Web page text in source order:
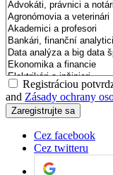
Registráciou
and Zásady ochrany
Cez facebook
Cez twitteru